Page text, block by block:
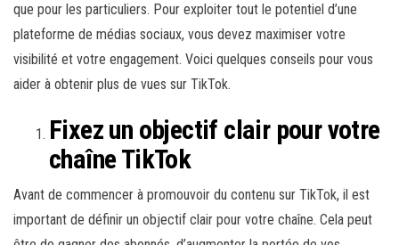
que pour les particuliers. Pour exploiter tout le potentiel d’une
plateforme de médias sociaux, vous devez maximiser votre
visibilité et votre engagement. Voici quelques conseils pour vous
aider à obtenir plus de vues sur TikTok.
Fixez un objectif clair pour votre
chaîne TikTok
Avant de commencer à promouvoir du contenu sur TikTok, il est
important de définir un objectif clair pour votre chaîne. Cela peut